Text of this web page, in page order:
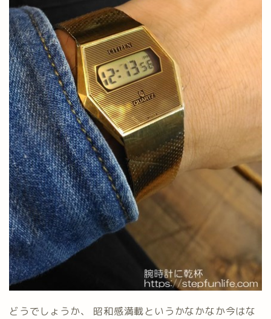
どうでしょうか、 昭和感満載というかなかなか今はな